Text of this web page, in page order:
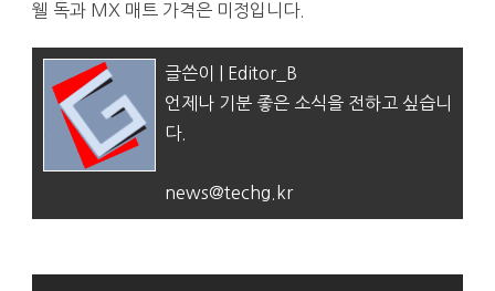
웰 독과 MX 매트 가격은 미정입니다.
글쓴이 | Editor_B
언제나 기분 좋은 소식을 전하고 싶습니
다.
news@techg.kr